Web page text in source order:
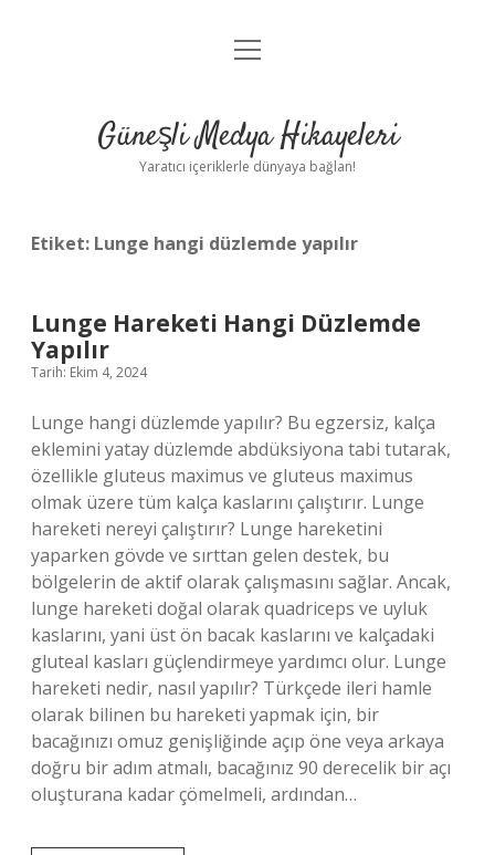
Anasayfa
Yasal Uyarı
menüyü
Güneşli Medya Hikayeleri
Yaratıcı içeriklerle dünyaya bağlan!
Etiket: Lunge hangi düzlemde yapılır
Lunge Hareketi Hangi Düzlemde
Yapılır
Tarih: Ekim 4, 2024
Lunge hangi düzlemde yapılır? Bu egzersiz, kalça
eklemini yatay düzlemde abdüksiyona tabi tutarak,
özellikle gluteus maximus ve gluteus maximus
olmak üzere tüm kalça kaslarını çalıştırır. Lunge
hareketi nereyi çalıştırır? Lunge hareketini
yaparken gövde ve sırttan gelen destek, bu
bölgelerin de aktif olarak çalışmasını sağlar. Ancak,
lunge hareketi doğal olarak quadriceps ve uyluk
kaslarını, yani üst ön bacak kaslarını ve kalçadaki
gluteal kasları güçlendirmeye yardımcı olur. Lunge
hareketi nedir, nasıl yapılır? Türkçede ileri hamle
olarak bilinen bu hareketi yapmak için, bir
bacağınızı omuz genişliğinde açıp öne veya arkaya
doğru bir adım atmalı, bacağınız 90 derecelik bir açı
oluşturana kadar çömelmeli, ardından…